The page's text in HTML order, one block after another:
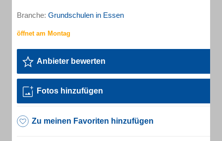
Branche: Grundschulen in Essen
Anbieter bewerten
Fotos hinzufügen
Zu meinen Favoriten hinzufügen